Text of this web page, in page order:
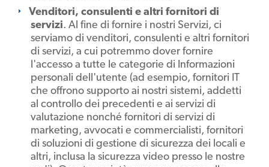
Venditori, consulenti e altri fornitori di
servizi. Al fine di fornire i nostri Servizi, ci
serviamo di venditori, consulenti e altri fornitori
di servizi, a cui potremmo dover fornire
l'accesso a tutte le categorie di Informazioni
personali dell'utente (ad esempio, fornitori IT
che offrono supporto ai nostri sistemi, addetti
al controllo dei precedenti e ai servizi di
valutazione nonché fornitori di servizi di
marketing, avvocati e commercialisti, fornitori
di soluzioni di gestione di sicurezza dei locali e
altri, inclusa la sicurezza video presso le nostre